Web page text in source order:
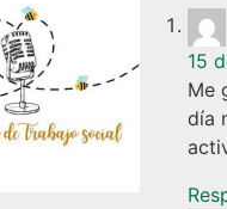
15
Me
día